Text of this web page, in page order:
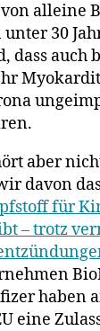
alleine
30
dass auch
aber
davon
für
– trotz
haben
eine